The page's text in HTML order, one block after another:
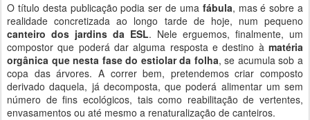
O título desta publicação podia ser de uma fábula, mas é sobre a
realidade concretizada ao longo tarde de hoje, num pequeno
canteiro dos jardins da ESL. Nele erguemos, finalmente, um
compostor que poderá dar alguma resposta e destino à matéria
orgânica que nesta fase do estiolar da folha, se acumula sob a
copa das árvores. A correr bem, pretendemos criar composto
derivado daquela, já decomposta, que poderá alimentar um sem
número de fins ecológicos, tais como reabilitação de vertentes,
envasamentos ou até mesmo a renaturalização de canteiros.